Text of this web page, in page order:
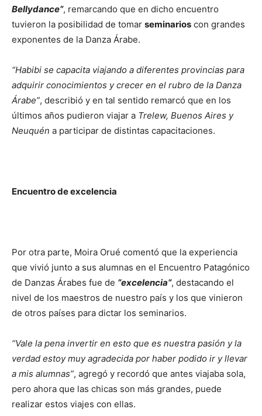
Bellydance”, remarcando que en dicho encuentro
tuvieron la posibilidad de tomar seminarios con grandes
exponentes de la Danza Árabe.
“Habibi se capacita viajando a diferentes provincias para
adquirir conocimientos y crecer en el rubro de la Danza
Árabe”, describió y en tal sentido remarcó que en los
últimos años pudieron viajar a Trelew, Buenos Aires y
Neuquén a participar de distintas capacitaciones.
Encuentro de excelencia
Por otra parte, Moira Orué comentó que la experiencia
que vivió junto a sus alumnas en el Encuentro Patagónico
de Danzas Árabes fue de “excelencia”, destacando el
nivel de los maestros de nuestro país y los que vinieron
de otros países para dictar los seminarios.
“Vale la pena invertir en esto que es nuestra pasión y la
verdad estoy muy agradecida por haber podido ir y llevar
a mis alumnas”, agregó y recordó que antes viajaba sola,
pero ahora que las chicas son más grandes, puede
realizar estos viajes con ellas.